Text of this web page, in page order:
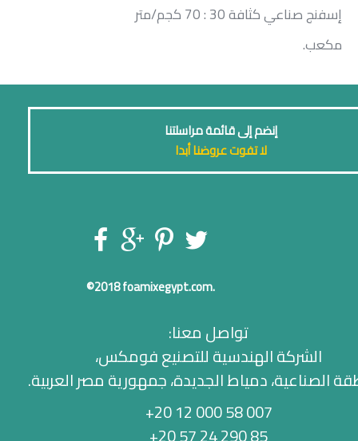
إسفنج صناعي كثافة 30 : 70 كجم/متر
مكعب.
إنضم إلى قائمة مراسلتنا
لا تفوت عروضنا أبدا
©2018foamixegypt.com.
تواصل معنا:
الشركة الهندسية للتصنيع فومكس،
الصناعية، دمياط الجديدة، جمهورية مصر العربية.
+20 12 000 58 007